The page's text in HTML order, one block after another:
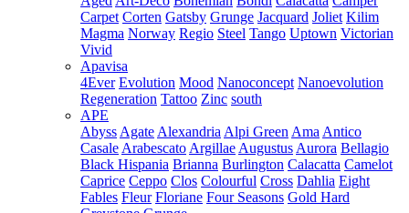
Carpet Corten Gatsby Grunge Jacquard Joliet Kilim
Magma Norway Regio Steel Tango Uptown Victorian
Vivid
Apavisa
4Ever Evolution Mood Nanoconcept Nanoevolution
Regeneration Tattoo Zinc south
APE
Abyss Agate Alexandria Alpi Green Ama Antico
Casale Arabescato Argillae Augustus Aurora Bellagio
Black Hispania Brianna Burlington Calacatta Camelot
Caprice Ceppo Clos Colourful Cross Dahlia Eight
Fables Fleur Floriane Four Seasons Gold Hard